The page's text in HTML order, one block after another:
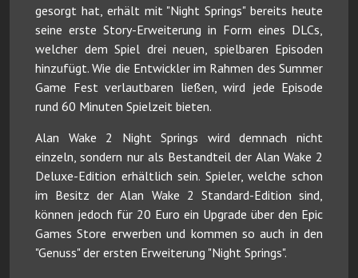
gesorgt hat, erhält mit "Night Springs" bereits heute
seine erste Story-Erweiterung in Form eines DLCs,
welcher dem Spiel drei neuen, spielbaren Episoden
hinzufügt. Wie die Entwickler im Rahmen des Summer
Game Fest verlautbaren ließen, wird jede Episode
rund 60 Minuten Spielzeit bieten.
Alan Wake 2 Night Springs wird demnach nicht
einzeln, sondern nur als Bestandteil der Alan Wake 2
Deluxe-Edition erhältlich sein. Spieler, welche schon
im Besitz der Alan Wake 2 Standard-Edition sind,
können jedoch für 20 Euro ein Upgrade über den Epic
Games Store erwerben und kommen so auch in den
"Genuss" der ersten Erweiterung "Night Springs".